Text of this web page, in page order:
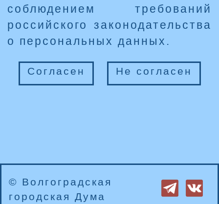
соблюдением требований
российского законодательства
о персональных данных.
Согласен Не согласен
© Волгоградская
городская Дума